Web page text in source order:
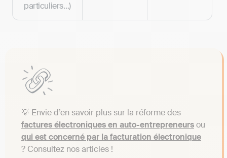
particuliers…)
💡 Envie d’en savoir plus sur la réforme des
factures électroniques en auto-entrepreneursou
qui est concerné par la facturation électronique
? Consultez nos articles !